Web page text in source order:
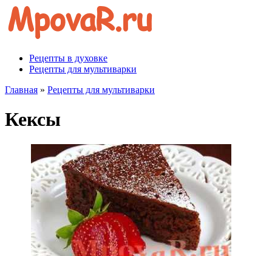
Перейти
контенту
Рецепты в духовке
Рецепты для мультиварки
Главная » Рецепты для мультиварки
Кексы